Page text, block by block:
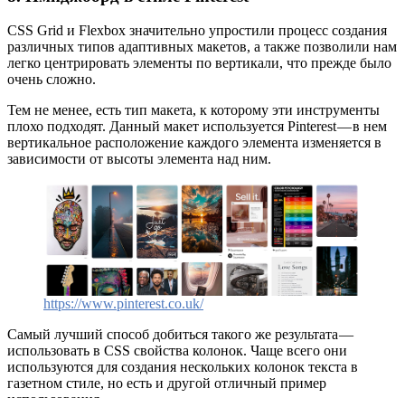
CSS Grid и Flexbox значительно упростили процесс создания
различных типов адаптивных макетов, а также позволили нам
легко центрировать элементы по вертикали, что прежде было
очень сложно.
Тем не менее, есть тип макета, к которому эти инструменты
плохо подходят. Данный макет используется Pinterest — в нем
вертикальное расположение каждого элемента изменяется в
зависимости от высоты элемента над ним.
https://www.pinterest.co.uk/
Самый лучший способ добиться такого же результата —
использовать в CSS свойства колонок. Чаще всего они
используются для создания нескольких колонок текста в
газетном стиле, но есть и другой отличный пример